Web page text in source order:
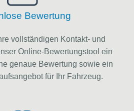
Bewertung
vollständigen Kontakt- und
Online-Bewertungstool ein
genaue Bewertung sowie ein
für Ihr Fahrzeug.